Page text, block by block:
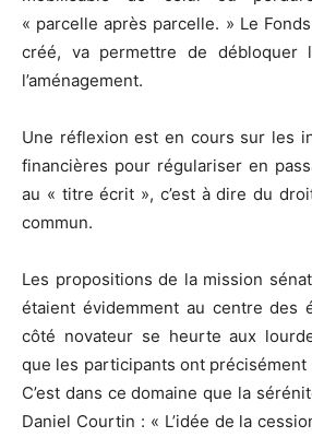
« parcelle après parcelle. » Le
créé, va permettre de débloquer
l’aménagement.
Une réflexion est en cours sur les
financières pour régulariser en
au « titre écrit », c’est à dire du
commun.
Les propositions de la mission
étaient évidemment au centre des
côté novateur se heurte aux
que les participants ont précisément
C’est dans ce domaine que la
Daniel Courtin : « L’idée de la